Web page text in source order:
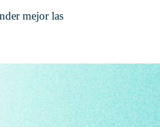
mejor las